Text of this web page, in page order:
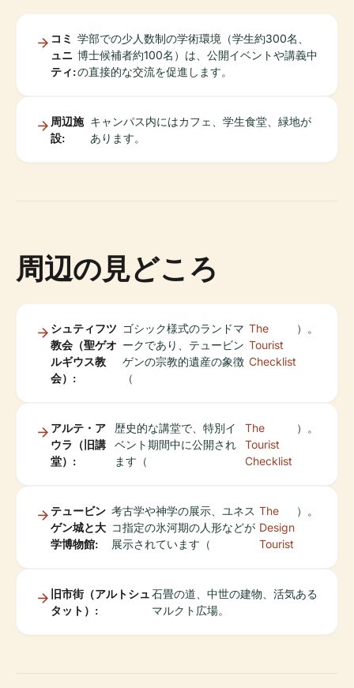
コミ
ュニ
ティ:
学部での少人数制の学術環境（学生約300名、
博士候補者約100名）は、公開イベントや講義中
の直接的な交流を促進します。
周辺施
設:
キャンパス内にはカフェ、学生食堂、緑地が
あります。
周辺の見どころ
シュティフツ
教会（聖ゲオ
ルギウス教
会）:
ゴシック様式のランドマ
ークであり、テュービン
ゲンの宗教的遺産の象徴
（
The
Tourist
Checklist
）。
アルテ・ア
ウラ（旧講
堂）:
歴史的な講堂で、特別イ
ベント期間中に公開され
ます（
The
Tourist
Checklist
）。
テュービン
ゲン城と大
学博物館:
考古学や神学の展示、ユネス
コ指定の氷河期の人形などが
展示されています（
The
Design
Tourist
）。
旧市街（アルトシュ
タット）:
石畳の道、中世の建物、活気ある
マルクト広場。